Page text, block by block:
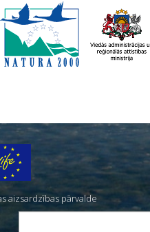
aizsardzības pārvalde